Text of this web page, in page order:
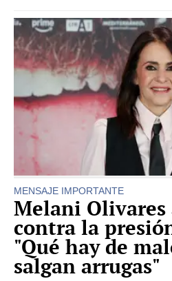
MENSAJE IMPORTANTE
Melani Olivares
contra la
"Qué hay de
salgan arrugas"